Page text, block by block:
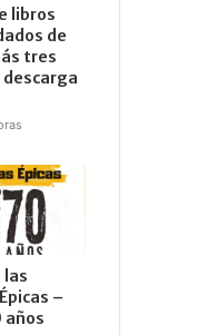
libros
de
tres
descarga
las
–
años